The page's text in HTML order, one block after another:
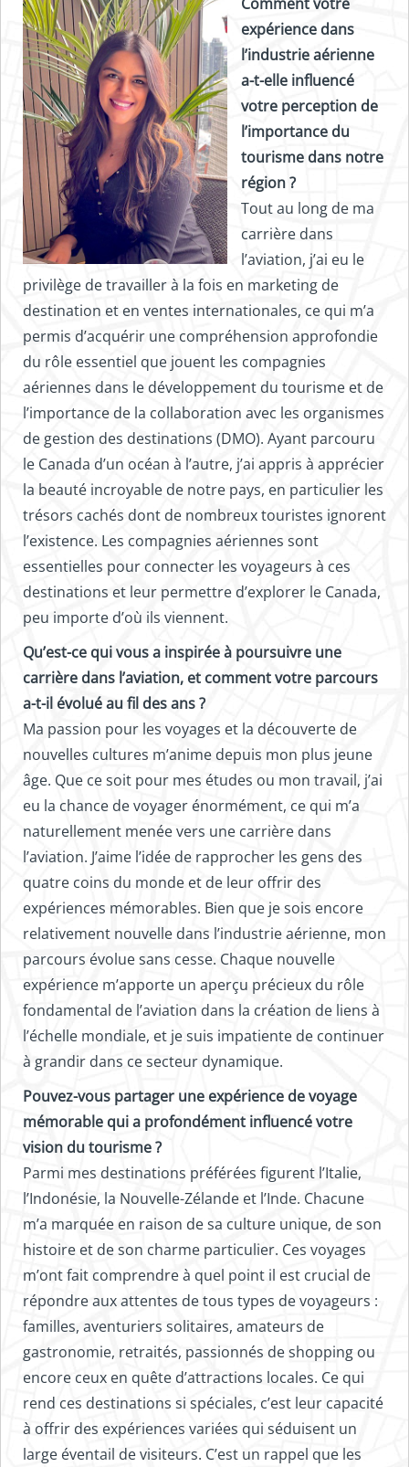
expérience dans
l’industrie aérienne
a-t-elle influencé
votre perception de
l’importance du
tourisme dans notre
région ?
Tout au long de ma
carrière dans
l’aviation, j’ai eu le
privilège de travailler à la fois en marketing de
destination et en ventes internationales, ce qui m’a
permis d’acquérir une compréhension approfondie
du rôle essentiel que jouent les compagnies
aériennes dans le développement du tourisme et de
l’importance de la collaboration avec les organismes
de gestion des destinations (DMO). Ayant parcouru
le Canada d’un océan à l’autre, j’ai appris à apprécier
la beauté incroyable de notre pays, en particulier les
trésors cachés dont de nombreux touristes ignorent
l’existence. Les compagnies aériennes sont
essentielles pour connecter les voyageurs à ces
destinations et leur permettre d’explorer le Canada,
peu importe d’où ils viennent.
Qu’est-ce qui vous a inspirée à poursuivre une
carrière dans l’aviation, et comment votre parcours
a-t-il évolué au fil des ans ?
Ma passion pour les voyages et la découverte de
nouvelles cultures m’anime depuis mon plus jeune
âge. Que ce soit pour mes études ou mon travail, j’ai
eu la chance de voyager énormément, ce qui m’a
naturellement menée vers une carrière dans
l’aviation. J’aime l’idée de rapprocher les gens des
quatre coins du monde et de leur offrir des
expériences mémorables. Bien que je sois encore
relativement nouvelle dans l’industrie aérienne, mon
parcours évolue sans cesse. Chaque nouvelle
expérience m’apporte un aperçu précieux du rôle
fondamental de l’aviation dans la création de liens à
l’échelle mondiale, et je suis impatiente de continuer
à grandir dans ce secteur dynamique.
Pouvez-vous partager une expérience de voyage
mémorable qui a profondément influencé votre
vision du tourisme ?
Parmi mes destinations préférées figurent l’Italie,
l’Indonésie, la Nouvelle-Zélande et l’Inde. Chacune
m’a marquée en raison de sa culture unique, de son
histoire et de son charme particulier. Ces voyages
m’ont fait comprendre à quel point il est crucial de
répondre aux attentes de tous types de voyageurs :
familles, aventuriers solitaires, amateurs de
gastronomie, retraités, passionnés de shopping ou
encore ceux en quête d’attractions locales. Ce qui
rend ces destinations si spéciales, c’est leur capacité
à offrir des expériences variées qui séduisent un
large éventail de visiteurs. C’est un rappel que les